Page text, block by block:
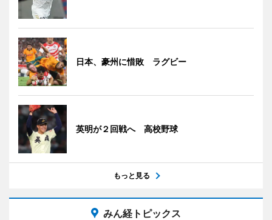
日本、豪州に惜敗 ラグビー
英明が２回戦へ 高校野球
もっと見る
みん経トピックス